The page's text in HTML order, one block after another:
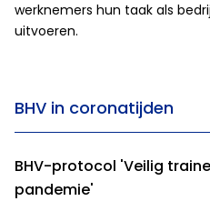
werknemers hun taak als
uitvoeren.
BHV in coronatijden
BHV-protocol 'Veilig
pandemie'